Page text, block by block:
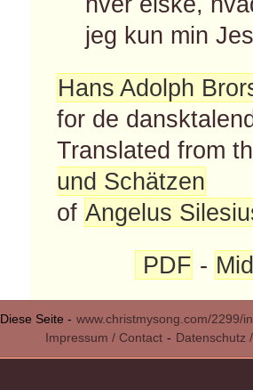
jeg kun min
Hans Adolph
for de
Translated from
und Schätzen
of Angelus
PDF -
Diese Seite - www.christmysong.com/2299/
Impressum / Contact - Datenschutz